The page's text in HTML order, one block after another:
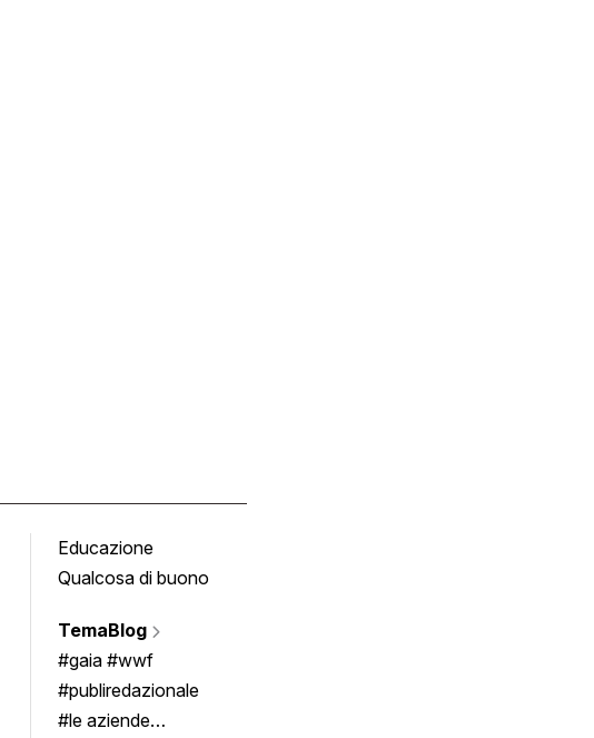
Educazione
Qualcosa di buono
TemaBlog
#gaia #wwf
#publiredazionale
#le aziende